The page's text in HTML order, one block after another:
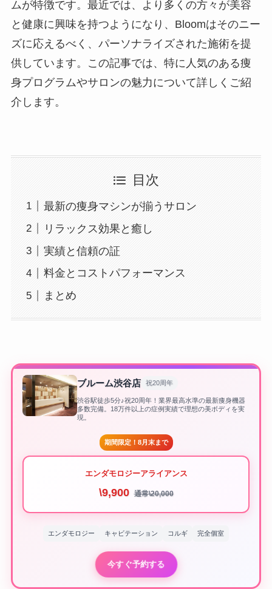
ムが特徴です。最近では、より多くの方々が美容
と健康に興味を持つようになり、Bloomはそのニー
ズに応えるべく、パーソナライズされた施術を提
供しています。この記事では、特に人気のある痩
身プログラムやサロンの魅力について詳しくご紹
介します。
目次
最新の痩身マシンが揃うサロン
リラックス効果と癒し
実績と信頼の証
料金とコストパフォーマンス
まとめ
ブルーム渋谷店 祝20周年
渋谷駅徒歩5分♪祝20周年！業界最高水準の最新痩身機器
多数完備。18万件以上の症例実績で理想の美ボディを実
現。
期間限定！8月末まで
エンダモロジーアライアンス
\9,900 通常\20,000
エンダモロジー キャビテーション コルギ 完全個室
今すぐ予約する